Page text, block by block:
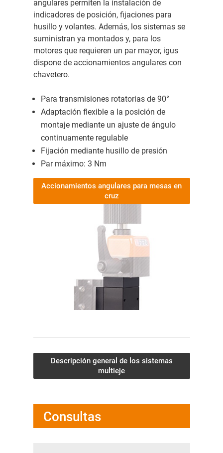
angulares permiten la instalación de
indicadores de posición, fijaciones para
husillo y volantes. Además, los sistemas se
suministran ya montados y, para los
motores que requieren un par mayor, igus
dispone de accionamientos angulares con
chavetero.
Para transmisiones rotatorias de 90°
Adaptación flexible a la posición de
montaje mediante un ajuste de ángulo
continuamente regulable
Fijación mediante husillo de presión
Par máximo: 3 Nm
Accionamientos angulares para mesas en
cruz
Descripción general de los sistemas
multieje
Consultas